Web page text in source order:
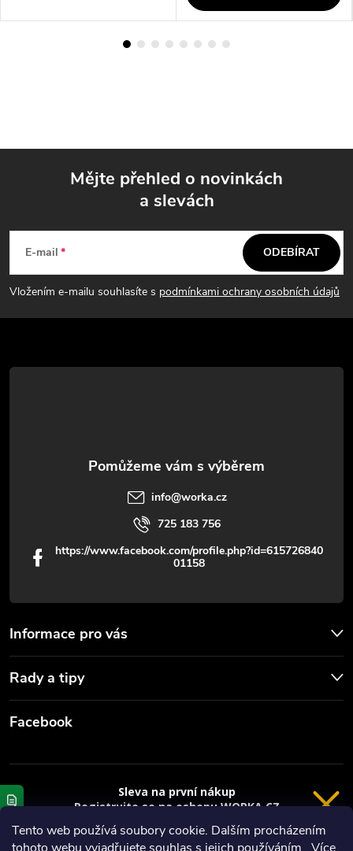
Tento web používá soubory cookie. Dalším procházením
p
a
t
Mějte přehled o novinkách
a slevách
E-mail
Vložením e-mailu souhlasíte s podmínkami ochrany osobních údajů
ODEBÍRAT
Informace pro vás
Rady a tipy
info@worka.cz
725 183 756
https://www.facebook.com/profile.php?id=615726840
01158
Facebook
Sleva na první nákup
Registrujte se na eshopu WORKA.CZ
sleva 100 Kč* na nákup je Vaše.